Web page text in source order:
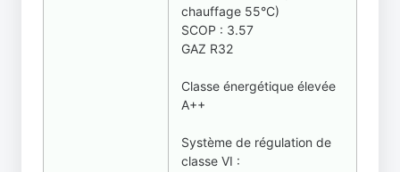
chauffage 55°C)
SCOP : 3.57
GAZ R32
Classe énergétique élevée
A++
Système de régulation de
classe VI :